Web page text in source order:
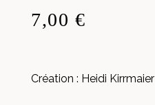
7,00 €
Création : Heidi Kirrmaier